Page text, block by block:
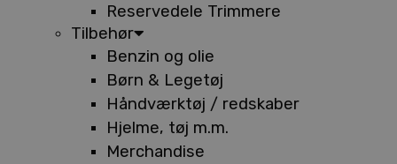
Reservedele Trimmere
Tilbehør
Benzin og olie
Børn & Legetøj
Håndværktøj / redskaber
Hjelme, tøj m.m.
Merchandise